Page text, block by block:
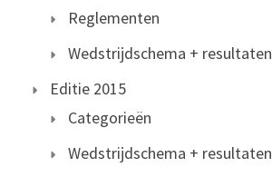
Reglementen
Wedstrijdschema + resultaten
Editie 2015
Categorieën
Wedstrijdschema + resultaten